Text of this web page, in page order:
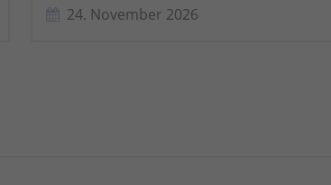
24. November 2026